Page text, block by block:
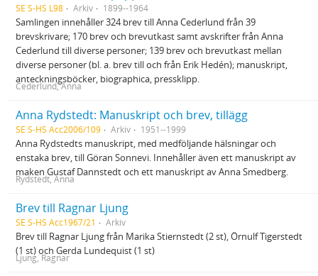
SE S-HS L98 Arkiv 1899--1964
Samlingen innehåller 324 brev till Anna Cederlund från 39
brevskrivare; 170 brev och brevutkast samt avskrifter från Anna
Cederlund till diverse personer; 139 brev och brevutkast mellan
diverse personer (bl. a. brev till och från Erik Hedén); manuskript,
anteckningsböcker, biographica, pressklipp.
Cederlund, Anna
Anna Rydstedt: Manuskript och brev, tillägg
SE S-HS Acc2006/109 Arkiv 1951--1999
Anna Rydstedts manuskript, med medföljande hälsningar och
enstaka brev, till Göran Sonnevi. Innehåller även ett manuskript av
maken Gustaf Dannstedt och ett manuskript av Anna Smedberg.
Rydstedt, Anna
Brev till Ragnar Ljung
SE S-HS Acc1967/21 Arkiv
Brev till Ragnar Ljung från Marika Stiernstedt (2 st), Örnulf Tigerstedt
(1 st) och Gerda Lundequist (1 st)
Ljung, Ragnar